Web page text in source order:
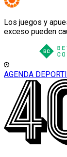
Los juegos y
exceso pueden
AGENDA